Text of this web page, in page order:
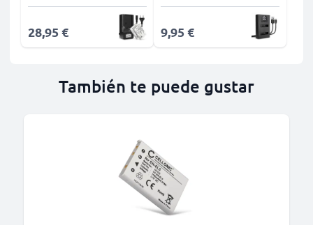
28,95 € 9,95 €
También te puede gustar